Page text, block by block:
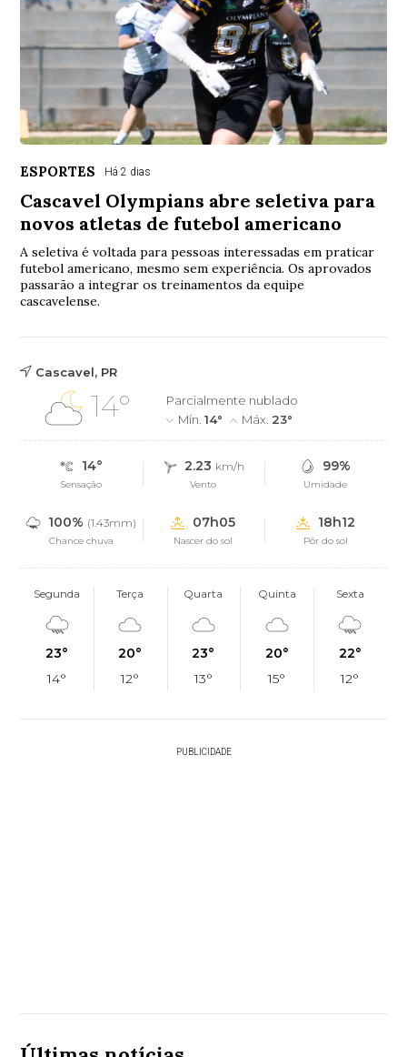
ESPORTES Há 2 dias
Cascavel Olympians abre seletiva para
novos atletas de futebol americano
A seletiva é voltada para pessoas interessadas em praticar
futebol americano, mesmo sem experiência. Os aprovados
passarão a integrar os treinamentos da equipe
cascavelense.
Cascavel, PR
14°
Parcialmente nublado
Mín.14° Máx. 23°
14°
Sensação
2.23 km/h
Vento
99%
Umidade
100% (1.43mm)
Chance chuva
07h05
Nascer do sol
18h12
Pôr do sol
Segunda
23°
14°
Terça
20°
12°
Quarta
23°
13°
Quinta
20°
15°
Sexta
22°
12°
PUBLICIDADE